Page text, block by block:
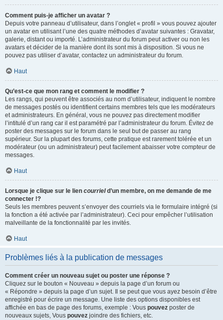
Comment puis-je afficher un avatar ?
Depuis votre panneau d’utilisateur, dans l’onglet « profil » vous pouvez ajouter
un avatar en utilisant l’une des quatre méthodes d’avatar suivantes : Gravatar,
galerie, distant ou importé. L’administrateur du forum peut activer ou non les
avatars et décider de la manière dont ils sont mis à disposition. Si vous ne
pouvez pas utiliser d’avatar, contactez un administrateur du forum.
Haut
Qu’est-ce que mon rang et comment le modifier ?
Les rangs, qui peuvent être associés au nom d’utilisateur, indiquent le nombre
de messages postés ou identifient certains membres tels que les modérateurs
et administrateurs. En général, vous ne pouvez pas directement modifier
l’intitulé d’un rang car il est paramétré par l’administrateur du forum. Évitez de
poster des messages sur le forum dans le seul but de passer au rang
supérieur. Sur la plupart des forums, cette pratique est rarement tolérée et un
modérateur (ou un administrateur) peut facilement abaisser votre compteur de
messages.
Haut
Lorsque je clique sur le lien courrield’un membre, on me demande de me
connecter !?
Seuls les membres peuvent s’envoyer des courriels via le formulaire intégré (si
la fonction a été activée par l’administrateur). Ceci pour empêcher l’utilisation
malveillante de la fonctionnalité par les invités.
Haut
Problèmes liés à la publication de messages
Comment créer un nouveau sujet ou poster une réponse ?
Cliquez sur le bouton « Nouveau » depuis la page d’un forum ou
« Répondre » depuis la page d’un sujet. Il se peut que vous ayez besoin d’être
enregistré pour écrire un message. Une liste des options disponibles est
affichée en bas de page des forums, exemple : Vous pouvez poster de
nouveaux sujets, Vous pouvez joindre des fichiers, etc.